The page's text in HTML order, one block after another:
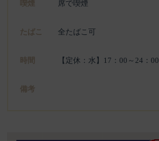
喫煙 席で喫煙
たばこ 全たばこ可
時間 【定休：水】17：00～24：00
備考